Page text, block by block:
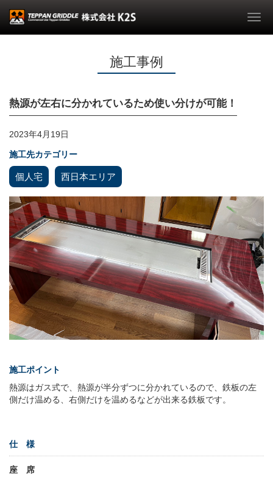
施工事例
熱源が左右に分かれているため使い分けが可能！
2023年4月19日
施工先カテゴリー
個人宅 西日本エリア
施工ポイント
熱源はガス式で、熱源が半分ずつに分かれているので、鉄板の左
側だけ温める、右側だけを温めるなどが出来る鉄板です。
仕 様
座 席